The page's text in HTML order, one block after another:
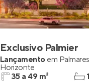
Exclusivo Palmier
Lançamento em Palmares
Horizonte
35 a 49 m²